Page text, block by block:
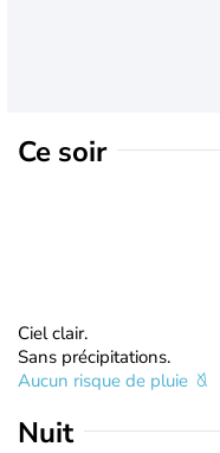
Ce soir
Ciel clair.
Sans précipitations.
Aucun risque de pluie
Nuit